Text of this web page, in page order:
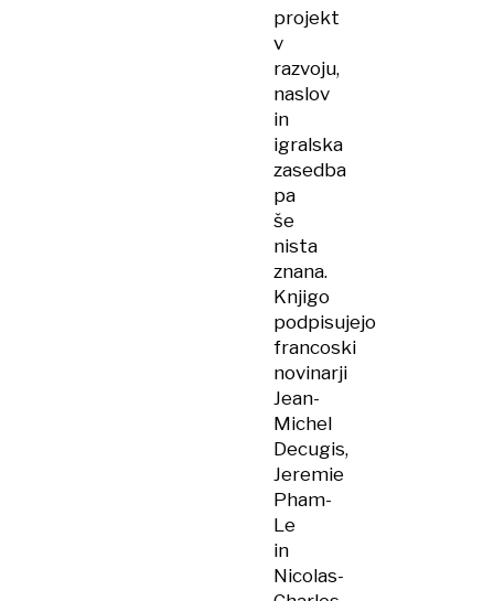
projekt
v
razvoju,
naslov
in
igralska
zasedba
pa
še
nista
znana.
Knjigo
podpisujejo
francoski
novinarji
Jean-
Michel
Decugis,
Jeremie
Pham-
Le
in
Nicolas-